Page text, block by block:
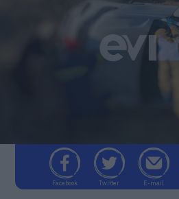
Facebook Twitter E-mail